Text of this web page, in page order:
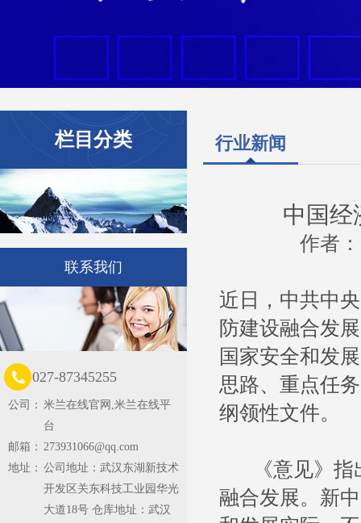
栏目分类
联系我们
027-87345255
公司： 米兰在线官网,米兰在线平
台
邮箱： 273931066@qq.com
地址： 公司地址：武汉东湖新技术
开发区关东科技工业园华光
大道18号 仓库地址：武汉
行业新闻
中国经
作者
近日，中共中
防建设融合发
国家安全和发
思路、重点任
纲领性文件。
《意见》指
融合发展。新